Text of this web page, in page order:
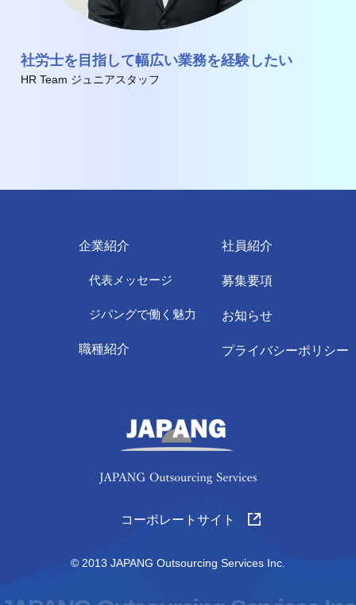
社労士を目指して幅広い業務を経験したい
HR Team ジュニアスタッフ
コーポレートサイト
© 2013 JAPANG Outsourcing Services Inc.
企業紹介
代表メッセージ
ジパングで働く魅力
職種紹介
社員紹介
募集要項
お知らせ
プライバシーポリシー